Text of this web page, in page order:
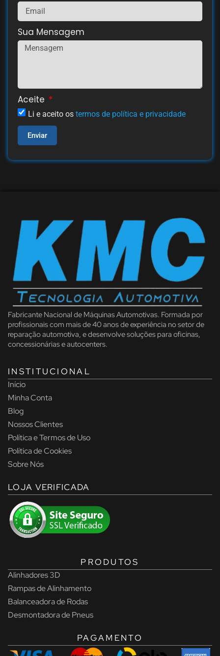
Sua Mensagem
Aceite
Li e aceito os termos de política e privacidade
Enviar
Fabricante Nacional de Máquinas Automotivas. Formada por
profissionais com mais de 40 anos de experiência no setor de
reparação automotiva, e desenvolve soluções para oficinas,
concessionárias e autocenters.
INSTITUCIONAL
Início
Minha Conta
Blog
Nossos Clientes
Política e Termos de Uso
Política de Cookies
Sobre Nós
LOJA VERIFICADA
PRODUTOS
Alinhadores 3D
Rampas de Alinhamento
Balanceadora de Rodas
Desmontadora de Pneus
PAGAMENTO